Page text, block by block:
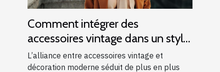
Comment intégrer des
accessoires vintage dans un style
moderne ?
L’alliance entre accessoires vintage et
décoration moderne séduit de plus en plus